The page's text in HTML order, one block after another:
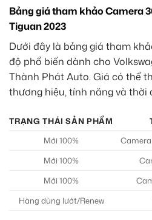
Bảng giá tham khảo Camera
Tiguan 2023
Dưới đây là bảng giá tham
độ phổ biến dành cho
Thành Phát Auto. Giá có thể
thương hiệu, tính năng và thời
TRẠNG THÁI SẢN PHẨM
Mới 100%
Mới 100%
Mới 100%
Hàng dùng lướt/Renew